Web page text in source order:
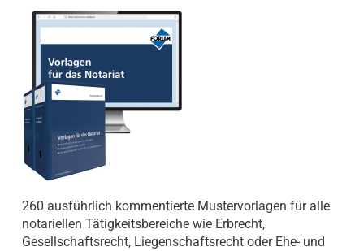
260 ausführlich kommentierte Mustervorlagen für alle
notariellen Tätigkeitsbereiche wie Erbrecht,
Gesellschaftsrecht, Liegenschaftsrecht oder Ehe- und